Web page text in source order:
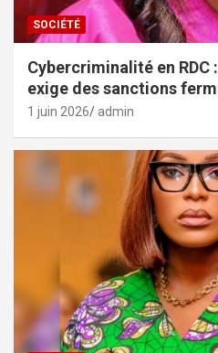
SOCIÉTÉ
Cybercriminalité en
exige des sanctions
1 juin 2026 admin